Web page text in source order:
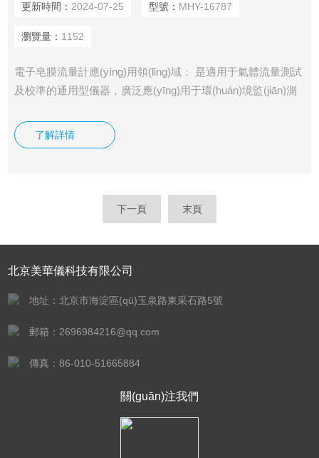
更新時間： 2024-07-25 型號： MHY-16787
瀏覽量： 1152
電子皂膜流量計應(yīng)用領(lǐng)域： 是適用于氣體流量測試
及校準的通用型儀器，廣泛應(yīng)用于環(huán)境監(jiān)測
要體現(xiàn)在在線監(jiān)測儀器氣體流量校準、空氣采樣泵
流量校準、實驗室分析儀器載氣流量校準與煙道檢測儀器流量
了解詳情
下一頁 末頁
北京美華儀科技有限公司
地址：北京市海淀區(qū)玉泉路東采石路5號
郵箱： 2696984216@qq.com
傳真：86-010-51665884
關(guān)注我們